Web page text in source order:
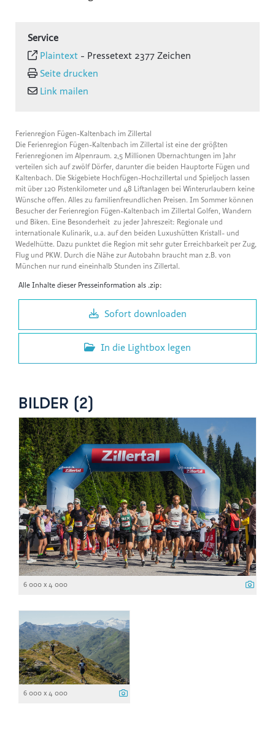
Service
Plaintext - Pressetext 2377 Zeichen
Seite drucken
Link mailen
Ferienregion Fügen-Kaltenbach im Zillertal
Die Ferienregion Fügen-Kaltenbach im Zillertal ist eine der größten
Ferienregionen im Alpenraum. 2,5 Millionen Übernachtungen im Jahr
verteilen sich auf zwölf Dörfer, darunter die beiden Hauptorte Fügen und
Kaltenbach. Die Skigebiete Hochfügen-Hochzillertal und Spieljoch lassen
mit über 120 Pistenkilometer und 48 Liftanlagen bei Winterurlaubern keine
Wünsche offen. Alles zu familienfreundlichen Preisen. Im Sommer können
Besucher der Ferienregion Fügen-Kaltenbach im Zillertal Golfen, Wandern
und Biken. Eine Besonderheit zu jeder Jahreszeit: Regionale und
internationale Kulinarik, u.a. auf den beiden Luxushütten Kristall- und
Wedelhütte. Dazu punktet die Region mit sehr guter Erreichbarkeit per Zug,
Flug und PKW. Durch die Nähe zur Autobahn braucht man z.B. von
München nur rund eineinhalb Stunden ins Zillertal.
Alle Inhalte dieser Presseinformation als .zip:
Sofort downloaden
In die Lightbox legen
BILDER (2)
6 000 x 4 000
6 000 x 4 000